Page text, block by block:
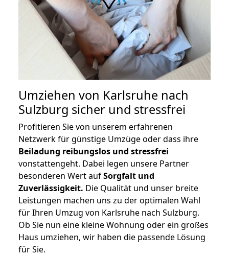
Umziehen von Karlsruhe nach
Sulzburg sicher und stressfrei
Profitieren Sie von unserem erfahrenen
Netzwerk für günstige Umzüge oder dass ihre
Beiladung reibungslos und stressfrei
vonstattengeht. Dabei legen unsere Partner
besonderen Wert aufSorgfalt und
Zuverlässigkeit. Die Qualität und unser breite
Leistungen machen uns zu der optimalen Wahl
für Ihren Umzug von Karlsruhe nach Sulzburg.
Ob Sie nun eine kleine Wohnung oder ein großes
Haus umziehen, wir haben die passende Lösung
für Sie.